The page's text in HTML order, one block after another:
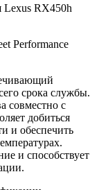
Lexus RX450h
Performance
срока службы.
совместно с
добиться
и обеспечить
и способствует